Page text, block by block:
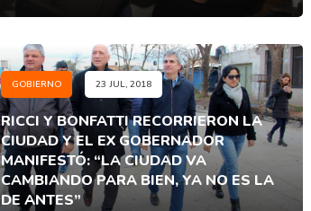
GOBIERNO 23 JUL, 2018
RICCI Y BONFATTI RECORRIERON LA
CIUDAD Y EL EX GOBERNADOR
MANIFESTÓ: “LA CIUDAD VA
CAMBIANDO PARA BIEN, YA NO ES LA
DE ANTES”